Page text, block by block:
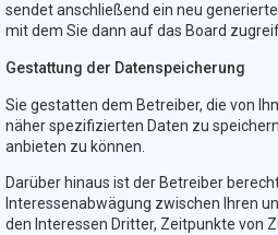
sendet anschließend ein neu
mit dem Sie dann auf das Board
Gestattung der Datenspeicherung
Sie gestatten dem Betreiber, die von
näher spezifizierten Daten zu
anbieten zu können.
Darüber hinaus ist der Betreiber
Interessenabwägung zwischen Ihren
den Interessen Dritter, Zeitpunkte von